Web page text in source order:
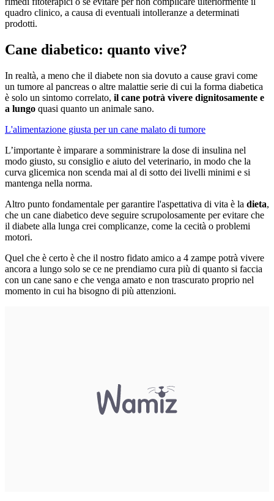
quadro clinico, a causa di eventuali intolleranze a determinati
prodotti.
Cane diabetico: quanto vive?
In realtà, a meno che il diabete non sia dovuto a cause gravi come
un tumore al pancreas o altre malattie serie di cui la forma diabetica
è solo un sintomo correlato, il cane potrà vivere dignitosamente e
a lungo quasi quanto un animale sano.
L'alimentazione giusta per un cane malato di tumore
L’importante è imparare a somministrare la dose di insulina nel
modo giusto, su consiglio e aiuto del veterinario, in modo che la
curva glicemica non scenda mai al di sotto dei livelli minimi e si
mantenga nella norma.
Altro punto fondamentale per garantire l'aspettativa di vita è la dieta,
che un cane diabetico deve seguire scrupolosamente per evitare che
il diabete alla lunga crei complicanze, come la cecità o problemi
motori.
Quel che è certo è che il nostro fidato amico a 4 zampe potrà vivere
ancora a lungo solo se ce ne prendiamo cura più di quanto si faccia
con un cane sano e che venga amato e non trascurato proprio nel
momento in cui ha bisogno di più attenzioni.